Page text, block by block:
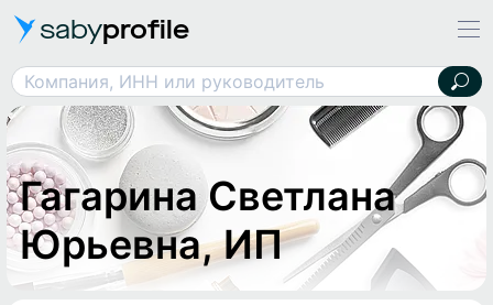
sabyprofile
Компания, ИНН или руководитель
Гагарина Светлана Юрьевна, ИП
Гагарина Светлана
Юрьевна, ИП